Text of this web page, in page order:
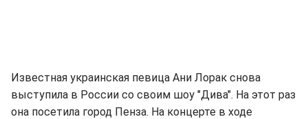
Известная украинская певица Ани Лорак снова
выступила в России со своим шоу "Дива". На этот раз
она посетила город Пенза. На концерте в ходе